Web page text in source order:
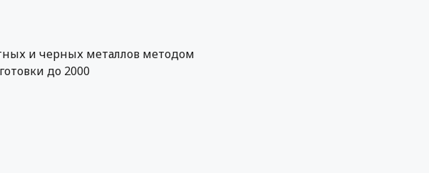
и черных металлов методом
до 2000